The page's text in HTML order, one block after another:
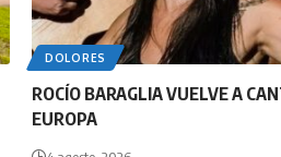
DOLORES
ROCÍO BARAGLIA VUELVE A
EUROPA